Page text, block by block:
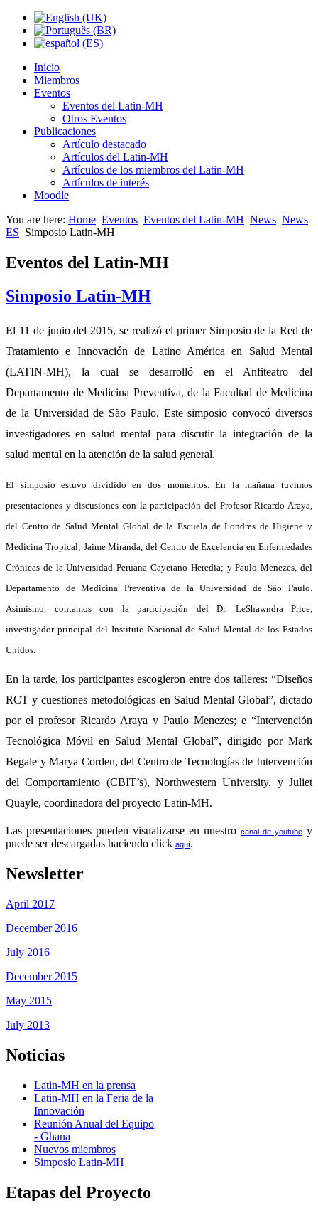
Inicio
Miembros
Eventos
Eventos del Latin-MH
Otros Eventos
Publicaciones
Artículo destacado
Artículos del Latin-MH
Artículos de los miembros del Latin-MH
Artículos de interés
Moodle
You are here: Home Eventos Eventos del Latin-MH News News
ES Simposio Latin-MH
Eventos del Latin-MH
Simposio Latin-MH
El 11 de junio del 2015, se realizó el primer Simposio de la Red de
Tratamiento e Innovación de Latino América en Salud Mental
(LATIN-MH), la cual se desarrolló en el Anfiteatro del
Departamento de Medicina Preventiva, de la Facultad de Medicina
de la Universidad de São Paulo. Este simposio convocó diversos
investigadores en salud mental para discutir la integración de la
salud mental en la atención de la salud general.
El simposio estuvo dividido en dos momentos. En la mañana tuvimos
presentaciones y discusiones con la participación del Profesor Ricardo Araya,
del Centro de Salud Mental Global de la Escuela de Londres de Higiene y
Medicina Tropical; Jaime Miranda, del Centro de Excelencia en Enfermedades
Crónicas de la Universidad Peruana Cayetano Heredia; y Paulo Menezes, del
Departamento de Medicina Preventiva de la Universidad de São Paulo.
Asimismo, contamos con la participación del Dr. LeShawndra Price,
investigador principal del Instituto Nacional de Salud Mental de los Estados
Unidos.
En la tarde, los participantes escogieron entre dos talleres: “Diseños
RCT y cuestiones metodológicas en Salud Mental Global”, dictado
por el profesor Ricardo Araya y Paulo Menezes; e “Intervención
Tecnológica Móvil en Salud Mental Global”, dirigido por Mark
Begale y Marya Corden, del Centro de Tecnologías de Intervención
del Comportamiento (CBIT’s), Northwestern University, y Juliet
Quayle, coordinadora del proyecto Latin-MH.
Las presentaciones pueden visualizarse en nuestro canal de youtube y
puede ser descargadas haciendo click aquí.
Newsletter
April 2017
December 2016
July 2016
December 2015
May 2015
July 2013
Noticias
Latin-MH en la prensa
Latin-MH en la Feria de la
Innovación
Reunión Anual del Equipo
- Ghana
Nuevos miembros
Simposio Latin-MH
Etapas del Proyecto